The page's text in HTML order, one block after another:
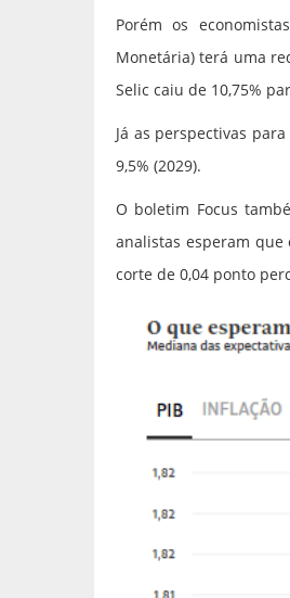
Porém os
Monetária) terá uma
Selic caiu de 10,75%
Já as perspectivas
9,5% (2029).
O boletim Focus
analistas esperam que
corte de 0,04 ponto